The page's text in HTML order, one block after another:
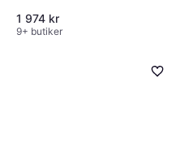
1 974 kr
9+ butiker